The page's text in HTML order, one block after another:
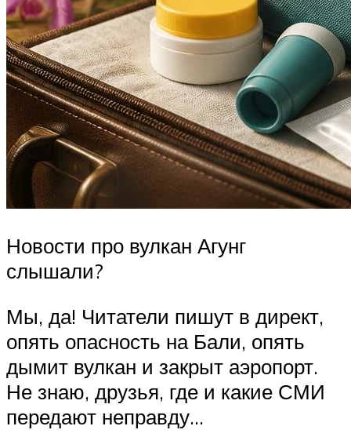
Новости про вулкан Агунг
слышали?
Мы, да! Читатели пишут в директ,
опять опасность на Бали, опять
дымит вулкан и закрыт аэропорт.
Не знаю, друзья, где и какие СМИ
передают неправду…